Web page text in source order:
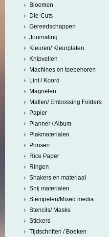
Bloemen
Die-Cuts
Gereedschappen
Journaling
Kleuren/ Kleurplaten
Knipvellen
Machines en toebehoren
Lint / Koord
Magneten
Mallen/ Embossing Folders
Papier
Planner / Album
Plakmaterialen
Ponsen
Rice Paper
Ringen
Shakers en materiaal
Snij materialen
Stempelen/Mixed media
Stencils/ Masks
Stickers
Tijdschriften / Boeken